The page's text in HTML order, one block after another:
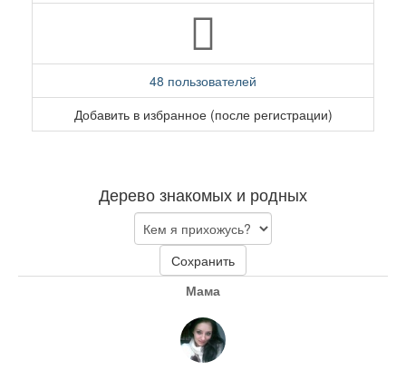
48 пользователей
Добавить в избранное (после регистрации)
Дерево знакомых и родных
Сохранить
Мама